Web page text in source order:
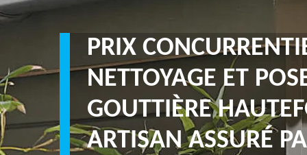
PRIX
NETTOYAGE ET
GOUTTIÈRE
ARTISAN ASSURÉ